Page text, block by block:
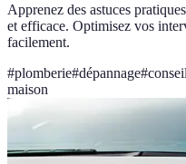
Apprenez des astuces
et efficace. Optimisez vos
facilement.
#plomberie#dépannage#
maison